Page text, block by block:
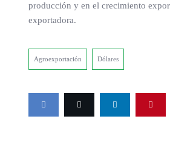
producción y en el crecimiento
exportadora.
Agroexportación Dólares